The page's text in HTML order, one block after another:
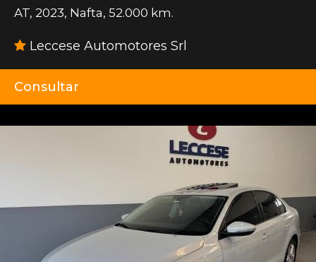
AT, 2023, Nafta, 52.000 km.
Leccese Automotores Srl
Consultar